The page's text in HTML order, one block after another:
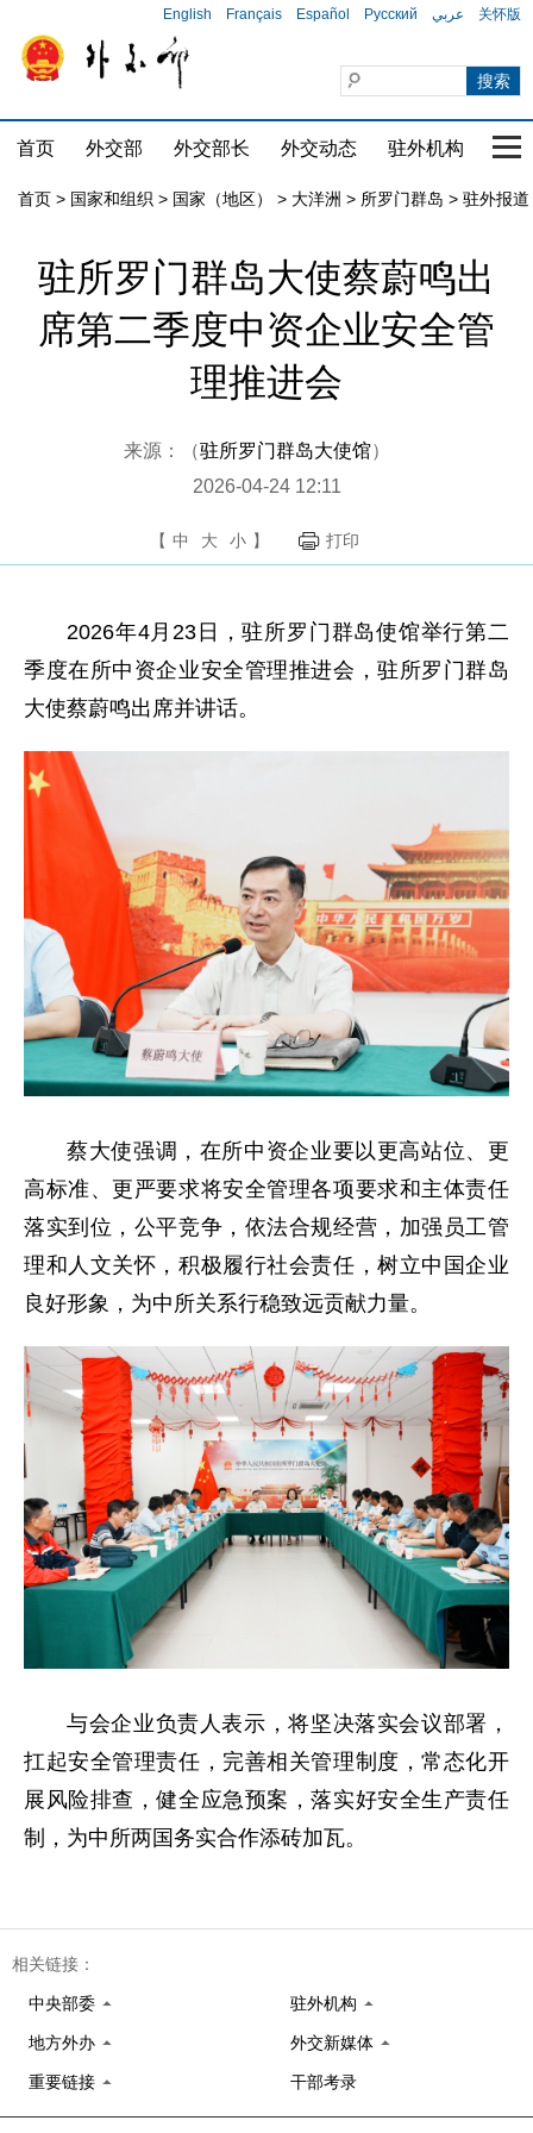
English Français Español Русский عربي 关怀版
首页 外交部 外交部长 外交动态 驻外机构 国
首页 > 国家和组织 > 国家（地区） > 大洋洲 > 所罗门群岛 > 驻外报道
驻所罗门群岛大使蔡蔚鸣出
席第二季度中资企业安全管
理推进会
来源：（驻所罗门群岛大使馆）
2026-04-24 12:11
【 中 大 小 】 打印
2026年4月23日，驻所罗门群岛使馆举行第二
季度在所中资企业安全管理推进会，驻所罗门群岛
大使蔡蔚鸣出席并讲话。
蔡大使强调，在所中资企业要以更高站位、更
高标准、更严要求将安全管理各项要求和主体责任
落实到位，公平竞争，依法合规经营，加强员工管
理和人文关怀，积极履行社会责任，树立中国企业
良好形象，为中所关系行稳致远贡献力量。
与会企业负责人表示，将坚决落实会议部署，
扛起安全管理责任，完善相关管理制度，常态化开
展风险排查，健全应急预案，落实好安全生产责任
制，为中所两国务实合作添砖加瓦。
相关链接：
中央部委 驻外机构
地方外办 外交新媒体
重要链接 干部考录